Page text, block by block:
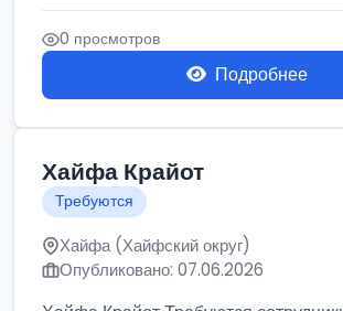
0 просмотров
Подробнее
Хайфа Крайот
Требуются
Хайфа (Хайфский округ)
Опубликовано: 07.06.2026